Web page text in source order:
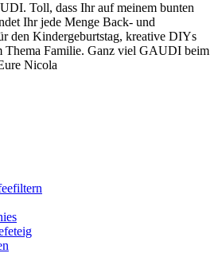
Toll, dass Ihr auf meinem bunten
Ihr jede Menge Back- und
den Kindergeburtstag, kreative DIYs
Thema Familie. Ganz viel GAUDI beim
Nicola